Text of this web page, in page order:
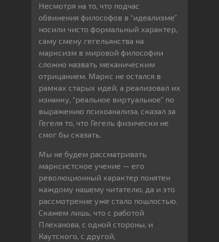
Несмотря на то, что подчас
обвинения философов в “идеализме”
носили чисто формальный характер,
саму смену гегельянства на
марксизм в мировой философии
сложно назвать механическим
отрицанием. Маркс не остался в
рамках старых идей, а реализовал их
изнанку, “реальное виртуальное” по
выражению психоанализа, сказал за
Гегеля то, что Гегель физически не
смог бы сказать.
Мы не будем рассматривать
марксистское учение — его
революционный характер понятен
каждому нашему читателю, да и это
рассмотрение уже стало пошлостью.
Скажем лишь, что с работой
Плеханова, с одной стороны, и
Каутского, с другой,